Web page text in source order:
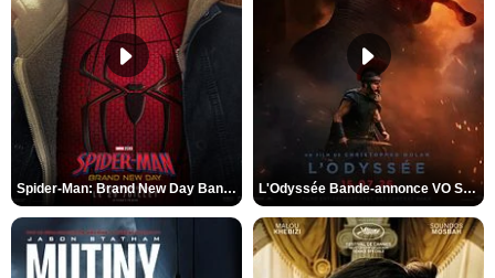
Spider-Man: Brand New Day Bande-annonce VO STFR L'Odyssée Bande-annonce VO STFR